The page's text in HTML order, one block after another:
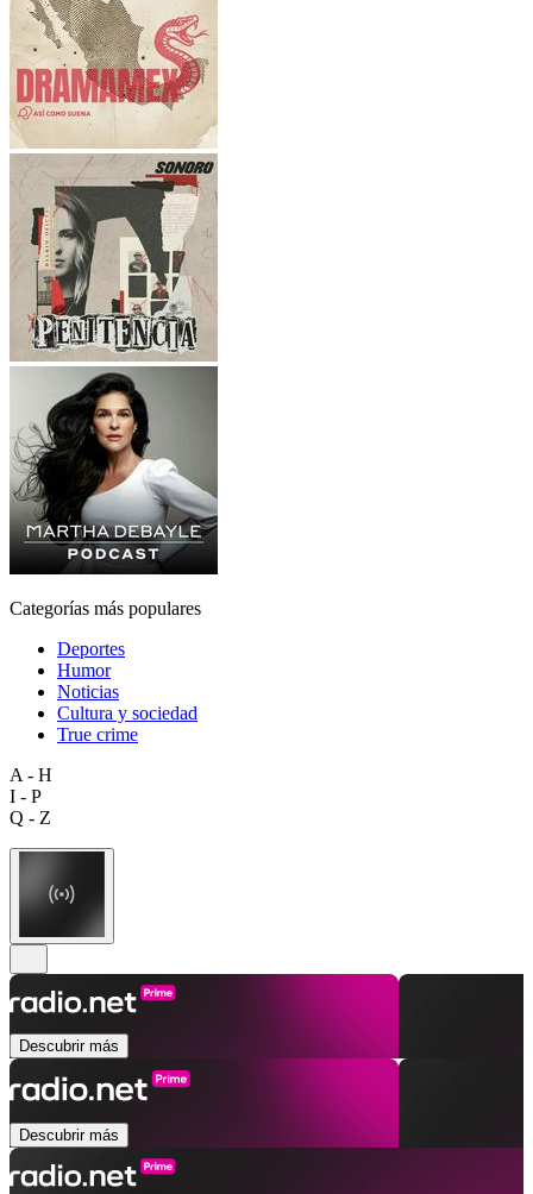
Categorías más populares
Deportes
Humor
Noticias
Cultura y sociedad
True crime
A - H
I - P
Q - Z
Descubrir más
Descubrir más